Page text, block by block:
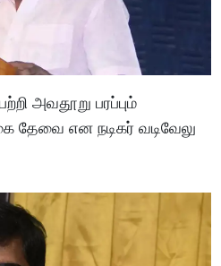
அவதூறு பரப்பும்
தேவை என நடிகர் வடிவேலு